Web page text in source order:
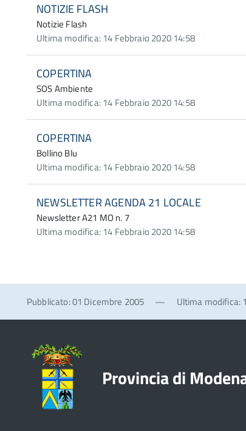
NOTIZIE FLASH
Notizie Flash
Ultima modifica: 14 Febbraio 2020 14:58
COPERTINA
SOS Ambiente
Ultima modifica: 14 Febbraio 2020 14:58
COPERTINA
Bollino Blu
Ultima modifica: 14 Febbraio 2020 14:58
NEWSLETTER AGENDA 21 LOCALE
Newsletter A21 MO n. 7
Ultima modifica: 14 Febbraio 2020 14:58
Pubblicato: 01 Dicembre 2005 — Ultima modifica:
Provincia di